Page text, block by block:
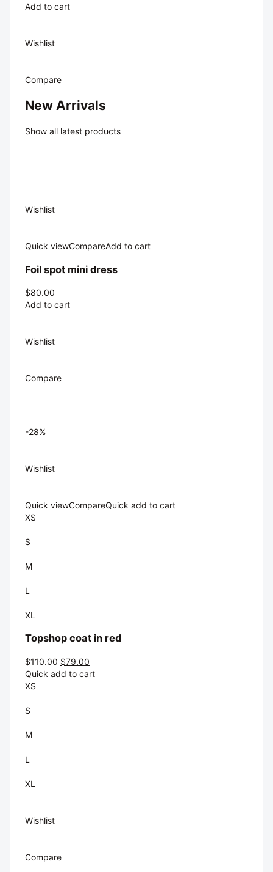
Add to cart
Wishlist
Compare
New Arrivals
Show all latest products
Wishlist
Quick viewCompareAdd to cart
Foil spot mini dress
$80.00
Add to cart
Wishlist
Compare
-28%
Wishlist
Quick viewCompareQuick add to cart
XS
S
M
L
XL
Topshop coat in red
$110.00 $79.00
Quick add to cart
XS
S
M
L
XL
Wishlist
Compare